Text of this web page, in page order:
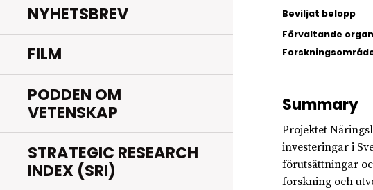
NYHETSBREV
FILM
PODDEN OM
VETENSKAP
STRATEGIC RESEARCH
INDEX (SRI)
Beviljat belopp
Förvaltande
Summary
Projektet
investeringar i
förutsättningar
forskning och